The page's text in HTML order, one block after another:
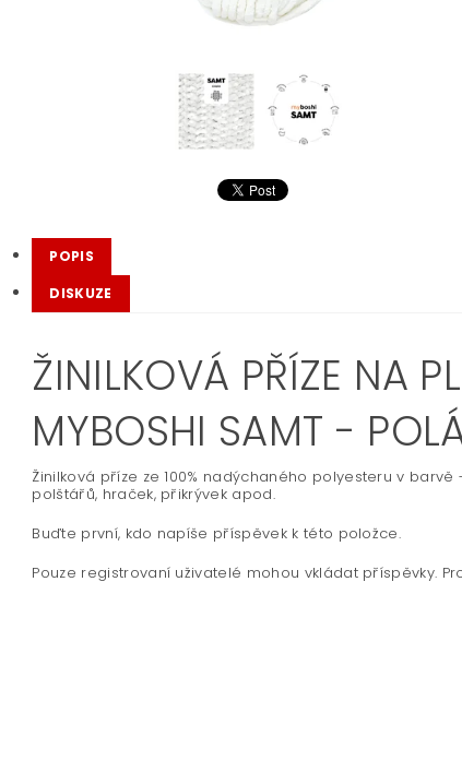
POPIS
DISKUZE
ŽINILKOVÁ PŘÍZE NA
MYBOSHI SAMT -
Žinilková příze ze 100% nadýchaného polyesteru v
polštářů, hraček, přikrývek apod.
Buďte první, kdo napíše příspěvek k této položce.
Pouze registrovaní uživatelé mohou vkládat příspěvky.